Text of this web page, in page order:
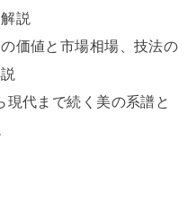
説
価値と市場相場、技法の
現代まで続く美の系譜と